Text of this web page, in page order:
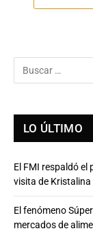
LO ÚLTIMO
El FMI respaldó
visita de Kristalina
El fenómeno
mercados de